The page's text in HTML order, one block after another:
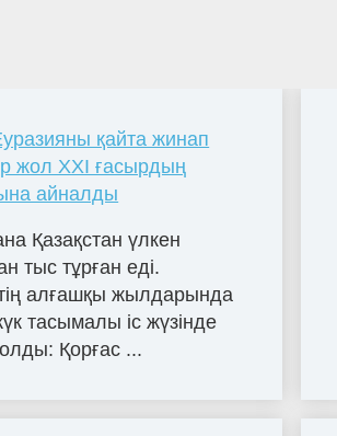
қайта жинап
жол XXI ғасырдың
айналды
Қазақстан үлкен
тыс тұрған еді.
алғашқы жылдарында
тасымалы іс жүзінде
Қорғас ...